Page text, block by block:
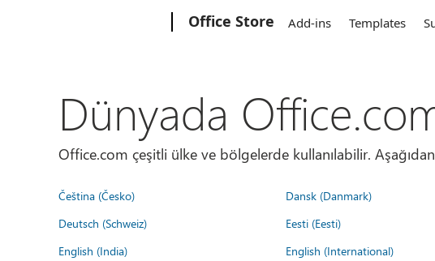
Office Store Add-ins Templates
Dünyada
Office.com çeşitli ülke ve bölgelerde kullanılabilir.
Čeština (Česko) Dansk (Danmark)
Deutsch (Schweiz)
Eesti (Eesti)
English (India)
English (International)